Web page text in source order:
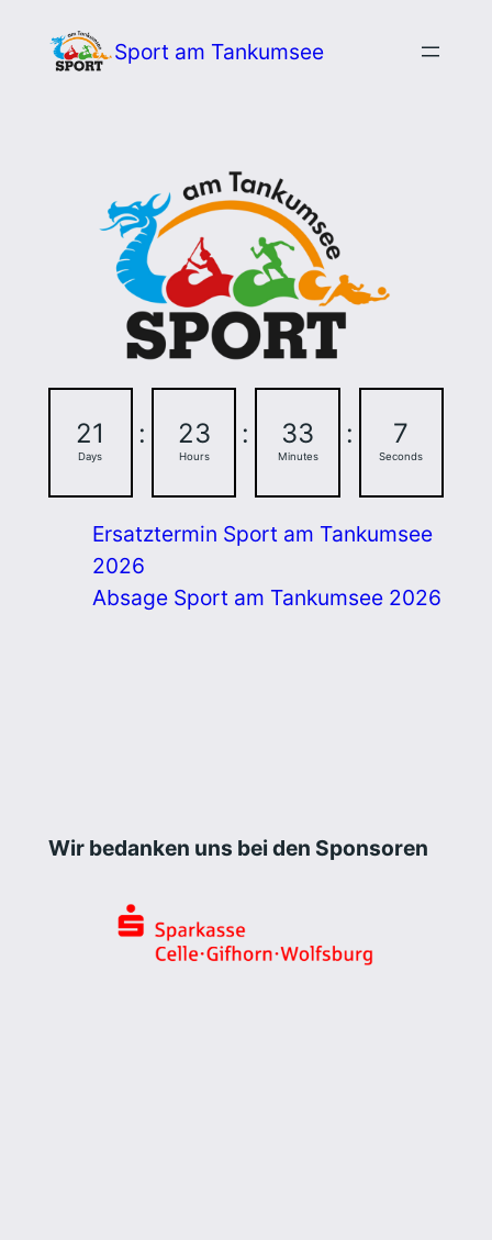
Inhalt
Sport am Tankumsee
21
Days
: 23
Hours
: 33
Minutes
: 6
Seconds
Ersatztermin Sport am Tankumsee
2026
Absage Sport am Tankumsee 2026
Wir bedanken uns bei den Sponsoren